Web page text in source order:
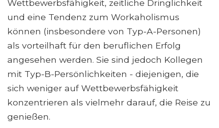
Wettbewerbsfähigkeit, zeitliche Dringlichkeit
und eine Tendenz zum Workaholismus
können (insbesondere von Typ-A-Personen)
als vorteilhaft für den beruflichen Erfolg
angesehen werden. Sie sind jedoch Kollegen
mit Typ-B-Persönlichkeiten - diejenigen, die
sich weniger auf Wettbewerbsfähigkeit
konzentrieren als vielmehr darauf, die Reise zu
genießen.